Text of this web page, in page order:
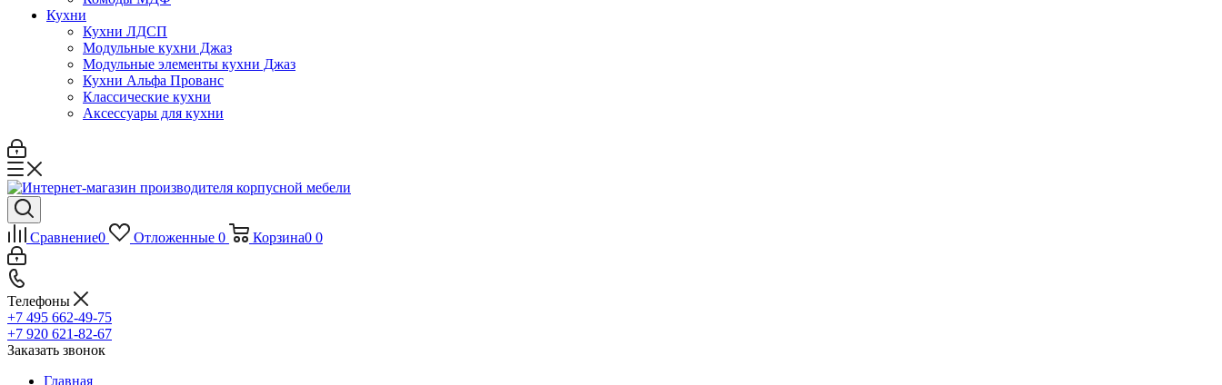
Кухни
Кухни ЛДСП
Модульные кухни Джаз
Модульные элементы кухни Джаз
Кухни Альфа Прованс
Классические кухни
Аксессуары для кухни
Сравнение0 Отложенные 0 Корзина0 0
Телефоны
+7 495 662-49-75
+7 920 621-82-67
Заказать звонок
Главная